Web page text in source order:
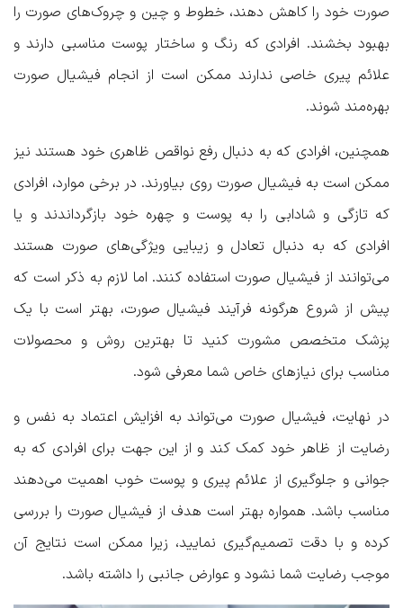
صورت خود را کاهش دهند، خطوط و چین‌ و چروک‌های صورت را
بهبود بخشند. افرادی که رنگ و ساختار پوست مناسبی دارند و
علائم پیری خاصی ندارند ممکن است از انجام فیشیال صورت
بهره‌مند شوند.
همچنین، افرادی که به دنبال رفع نواقص ظاهری خود هستند نیز
ممکن است به فیشیال صورت روی بیاورند. در برخی موارد، افرادی
که تازگی و شادابی را به پوست و چهره خود بازگرداندند و یا
افرادی که به دنبال تعادل و زیبایی ویژگی‌های صورت هستند
می‌توانند از فیشیال صورت استفاده کنند. اما لازم به ذکر است که
پیش از شروع هرگونه فرآیند فیشیال صورت، بهتر است با یک
پزشک متخصص مشورت کنید تا بهترین روش و محصولات
مناسب برای نیازهای خاص شما معرفی شود.
در نهایت، فیشیال صورت می‌تواند به افزایش اعتماد به نفس و
رضایت از ظاهر خود کمک کند و از این جهت برای افرادی که به
جوانی و جلوگیری از علائم پیری و پوست خوب اهمیت می‌دهند
مناسب باشد. همواره بهتر است هدف از فیشیال صورت را بررسی
کرده و با دقت تصمیم‌گیری نمایید، زیرا ممکن است نتایج آن
موجب رضایت شما نشود و عوارض جانبی را داشته باشد.